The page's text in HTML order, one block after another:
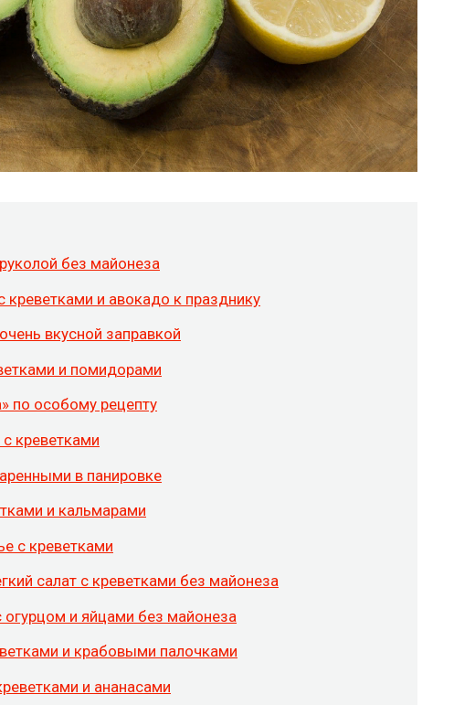
без майонеза
креветками и авокадо к празднику
вкусной заправкой
и помидорами
по особому рецепту
креветками
в панировке
и кальмарами
с креветками
салат с креветками без майонеза
огурцом и яйцами без майонеза
и крабовыми палочками
и ананасами